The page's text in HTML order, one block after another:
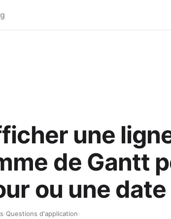
une
de Gantt
ou une
›Questions d'application›